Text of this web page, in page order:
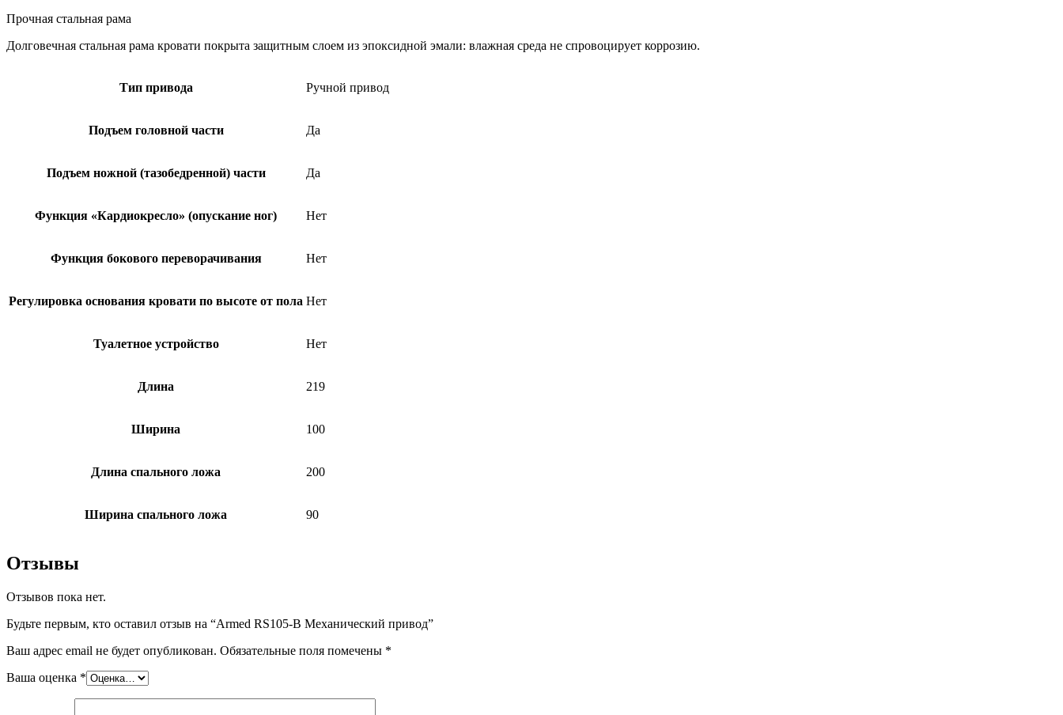
Прочная стальная рама
Долговечная стальная рама кровати покрыта защитным слоем из эпоксидной эмали: влажная среда не спровоцирует коррозию.
Тип привода Ручной привод
Подъем головной части Да
Подъем ножной (тазобедренной) части Да
Функция «Кардиокресло» (опускание ног) Нет
Функция бокового переворачивания Нет
Регулировка основания кровати по высоте от пола Нет
Туалетное устройство Нет
Длина 219
Ширина 100
Длина спального ложа 200
Ширина спального ложа 90
Отзывы
Отзывов пока нет.
Будьте первым, кто оставил отзыв на “Armed RS105-B Механический привод”
Ваш адрес email не будет опубликован. Обязательные поля помечены *
Ваша оценка *